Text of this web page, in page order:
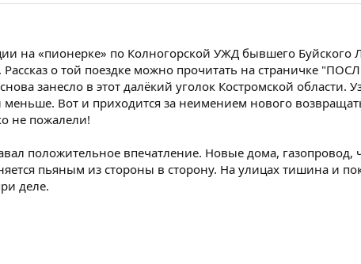
на «пионерке» по Колногорской УЖД бывшего
Рассказ о той поездке можно прочитать на страничке
занесло в этот далёкий уголок Костромской
Вот и приходится за неимением нового
не пожалели!
положительное впечатление. Новые дома, газопровод,
пьяным из стороны в сторону. На улицах тишина и
деле.